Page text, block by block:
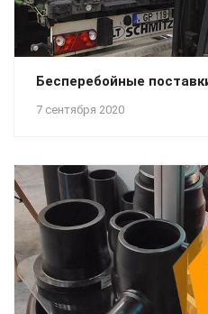
7 сентября 2020
Бесперебойные